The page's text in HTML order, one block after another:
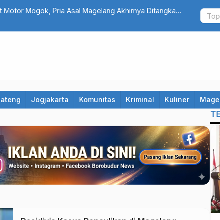
Mogok, Pria Asal Magelang Akhirnya Ditangkap
Resmi
Jogjakarta Komunitas Kriminal Kuliner